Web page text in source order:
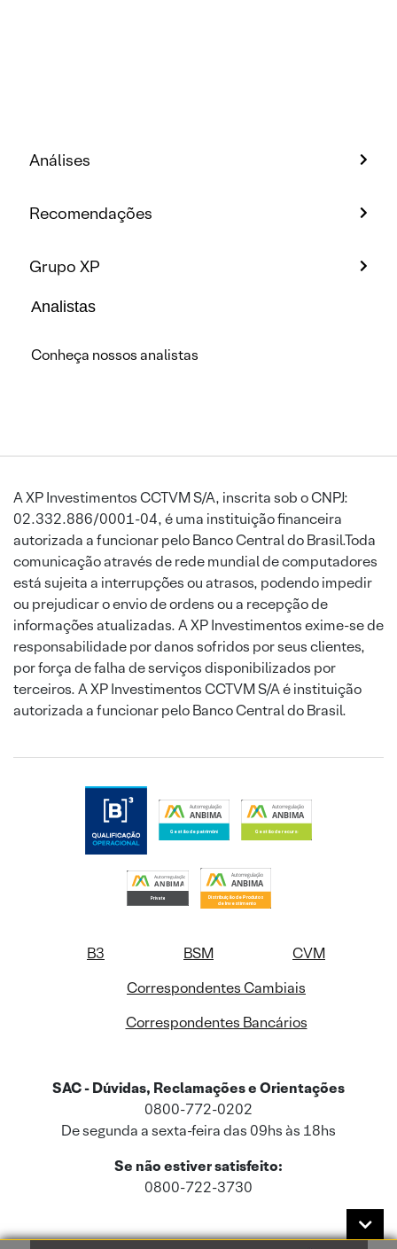
Análises
Recomendações
Grupo XP
Analistas
Conheça nossos analistas
A XP Investimentos CCTVM S/A, inscrita sob o CNPJ:
02.332.886/0001-04, é uma instituição financeira
autorizada a funcionar pelo Banco Central do Brasil.Toda
comunicação através de rede mundial de computadores
está sujeita a interrupções ou atrasos, podendo impedir
ou prejudicar o envio de ordens ou a recepção de
informações atualizadas. A XP Investimentos exime-se de
responsabilidade por danos sofridos por seus clientes,
por força de falha de serviços disponibilizados por
terceiros. A XP Investimentos CCTVM S/A é instituição
autorizada a funcionar pelo Banco Central do Brasil.
B3 BSM
CVM
Correspondentes Cambiais
Correspondentes Bancários
SAC - Dúvidas, Reclamações e Orientações
0800-772-0202
De segunda a sexta-feira das 09hs às 18hs
Se não estiver satisfeito:
0800-722-3730